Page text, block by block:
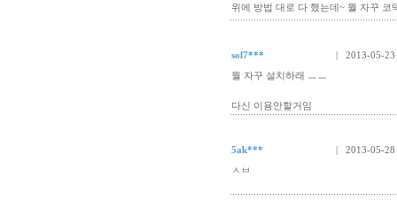
위에 방법 대로 다 했는데~ 뭘 자꾸 코
sol7***
| 2013-05-23
뭘 자꾸 설치하래 ㅡㅡ
다신 이용안할거임
5ak***
| 2013-05-28
ㅅㅂ